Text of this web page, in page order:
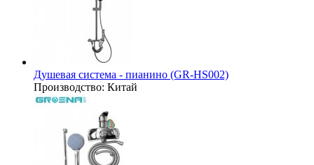
Душевая система - пианино (GR-HS002)
Производство: Китай